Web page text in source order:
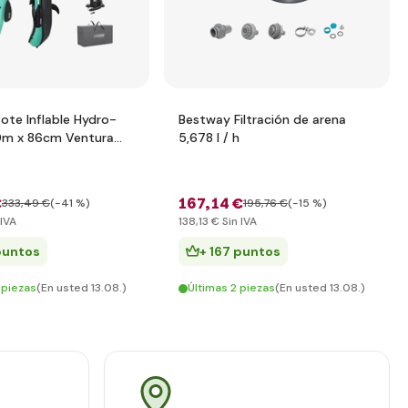
Inflable Hydro-
x 86cm Ventura
333,49 €(-41 %)
(En usted 13.08.)
Bestway Filtración de arena
5,678 l / h
167,14 €195,76 €(-15 %)
138,13 € Sin IVA
+ 167 puntos
Últimas 2 piezas(En usted 13.08.)